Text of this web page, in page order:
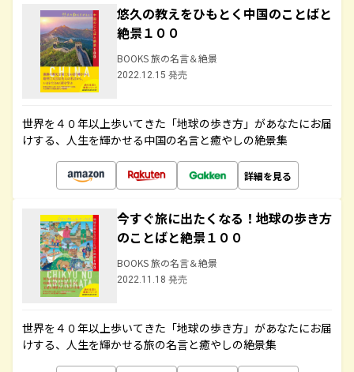
悠久の教えをひもとく中国のことばと
絶景１００
BOOKS 旅の名言＆絶景
2022.12.15 発売
世界を４０年以上歩いてきた「地球の歩き方」があなたにお届
けする、人生を輝かせる中国の名言と癒やしの絶景集
詳細を見る
今すぐ旅に出たくなる！地球の歩き方
のことばと絶景１００
BOOKS 旅の名言＆絶景
2022.11.18 発売
世界を４０年以上歩いてきた「地球の歩き方」があなたにお届
けする、人生を輝かせる旅の名言と癒やしの絶景集